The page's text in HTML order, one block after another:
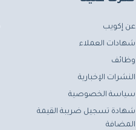
عن إكويب
شهادات العملاء
وظائف
النشرات الإخبارية
سياسة الخصوصية
شهادة تسجيل ضريبة القيمة
المضافة